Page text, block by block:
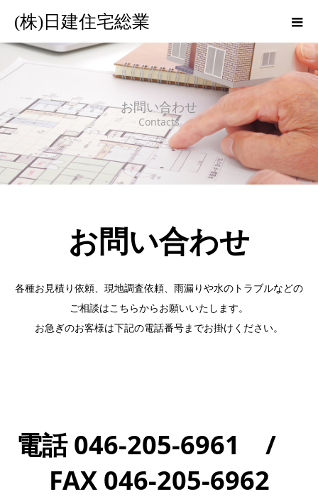
(株)日建住宅総業
お問い合わせ
Contacts
お問い合わせ
各種お見積り依頼、現地調査依頼、雨漏りや水のトラブルなどの
ご相談はこちらからお願いいたします。
お急ぎのお客様は下記の電話番号までお掛けください。
電話 046-205-6961 /
FAX 046-205-6962